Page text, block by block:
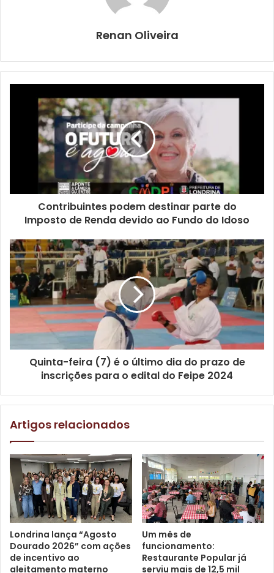
Recape asfáltico sendo desenvolvido para renovar a pista da rua
fevereiro, na rua da Groselha, onde a revitalização ocorre
na modalidade de recape e já está quase finalizada. Já
ontem (5), a equipe da empresa contratada iniciou a
atuação na rua do Pinhão, que está recebendo restauração
por reperfilagem.
Estão em ação equipes motorizadas com maquinários e
veículos como caminhão caçamba, rolo compactador, rolo
de pneu, vibroacabadora, entre outros equipamentos para
essa finalidade.
Outras cinco vias dessa área do bairro serão recuperadas
na sequência. São elas as ruas da Framboesa, da
Gabiroba, da Macieira, do Guaraná e do Pêssego.
Com o empenho dessas atividades, a área total trabalhada
deverá alcançar mais de 12 mil m², tendo aplicação total de
mais de 900 toneladas de massa asfáltica (CBUQ).
Todas as sete vias inclusas no cronograma ficam em área
próxima às avenidas das Laranjeiras e dos Pioneiros,
pontos que recentemente receberam obras viárias da
Renan Oliveira
Contribuintes podem destinar parte do
Imposto de Renda devido ao Fundo do Idoso
Quinta-feira (7) é o último dia do prazo de
inscrições para o edital do Feipe 2024
Artigos relacionados
Londrina lança “Agosto
Dourado 2026” com ações
de incentivo ao
aleitamento materno
Um mês de
funcionamento:
Restaurante Popular já
serviu mais de 12,5 mil